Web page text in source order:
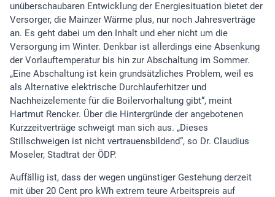
unüberschaubaren Entwicklung der Energiesituation bietet der
Versorger, die Mainzer Wärme plus, nur noch Jahresverträge
an. Es geht dabei um den Inhalt und eher nicht um die
Versorgung im Winter. Denkbar ist allerdings eine Absenkung
der Vorlauftemperatur bis hin zur Abschaltung im Sommer.
„Eine Abschaltung ist kein grundsätzliches Problem, weil es
als Alternative elektrische Durchlauferhitzer und
Nachheizelemente für die Boilervorhaltung gibt“, meint
Hartmut Rencker. Über die Hintergründe der angebotenen
Kurzzeitverträge schweigt man sich aus. „Dieses
Stillschweigen ist nicht vertrauensbildend“, so Dr. Claudius
Moseler, Stadtrat der ÖDP.
Auffällig ist, dass der wegen ungünstiger Gestehung derzeit
mit über 20 Cent pro kWh extrem teure Arbeitspreis auf